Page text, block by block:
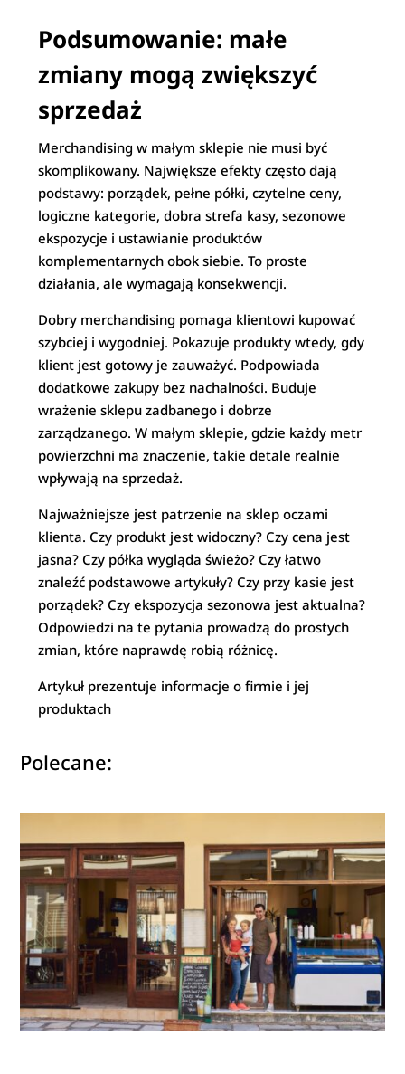
Podsumowanie: małe
zmiany mogą zwiększyć
sprzedaż
Merchandising w małym sklepie nie musi być
skomplikowany. Największe efekty często dają
podstawy: porządek, pełne półki, czytelne ceny,
logiczne kategorie, dobra strefa kasy, sezonowe
ekspozycje i ustawianie produktów
komplementarnych obok siebie. To proste
działania, ale wymagają konsekwencji.
Dobry merchandising pomaga klientowi kupować
szybciej i wygodniej. Pokazuje produkty wtedy, gdy
klient jest gotowy je zauważyć. Podpowiada
dodatkowe zakupy bez nachalności. Buduje
wrażenie sklepu zadbanego i dobrze
zarządzanego. W małym sklepie, gdzie każdy metr
powierzchni ma znaczenie, takie detale realnie
wpływają na sprzedaż.
Najważniejsze jest patrzenie na sklep oczami
klienta. Czy produkt jest widoczny? Czy cena jest
jasna? Czy półka wygląda świeżo? Czy łatwo
znaleźć podstawowe artykuły? Czy przy kasie jest
porządek? Czy ekspozycja sezonowa jest aktualna?
Odpowiedzi na te pytania prowadzą do prostych
zmian, które naprawdę robią różnicę.
Artykuł prezentuje informacje o firmie i jej
produktach
Polecane: